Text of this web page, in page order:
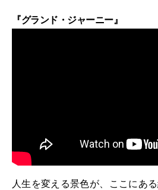
『グランド・ジャーニー』
人生を変える景色が、ここにあ